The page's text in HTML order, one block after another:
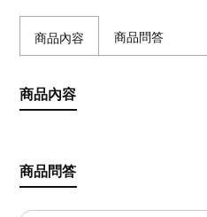
商品內容 商品問答
商品內容
商品問答